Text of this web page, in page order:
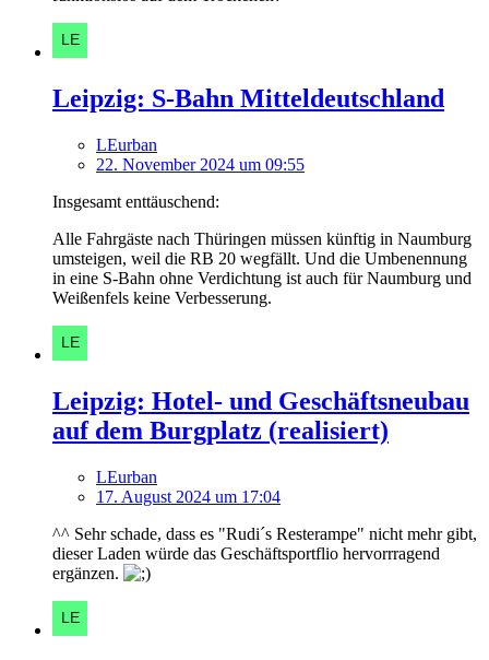
Leipzig: S-Bahn Mitteldeutschland
LEurban
22. November 2024 um 09:55
Insgesamt enttäuschend:
Alle Fahrgäste nach Thüringen müssen künftig in Naumburg
umsteigen, weil die RB 20 wegfällt. Und die Umbenennung
in eine S-Bahn ohne Verdichtung ist auch für Naumburg und
Weißenfels keine Verbesserung.
Leipzig: Hotel- und Geschäftsneubau
auf dem Burgplatz (realisiert)
LEurban
17. August 2024 um 17:04
^^ Sehr schade, dass es "Rudi´s Resterampe" nicht mehr gibt,
dieser Laden würde das Geschäftsportflio hervorrragend
ergänzen.